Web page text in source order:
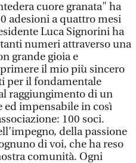
cuore granata" ha
adesioni a quattro mesi
Luca Signorini ha
numeri attraverso una
grande gioia e
il mio più sincero
per il fondamentale
raggiungimento di un
ed impensabile in così
100 soci.
della passione
di voi, che ha reso
comunità. Ogni